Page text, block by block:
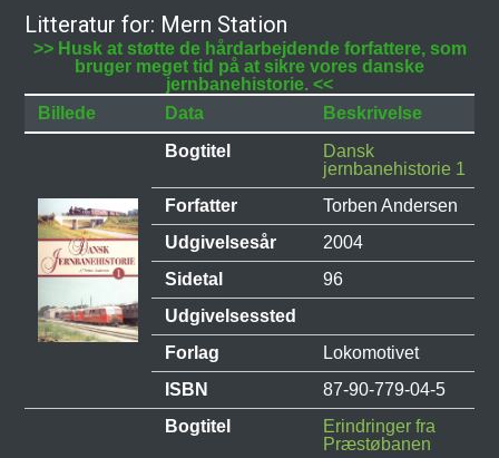
Litteratur for: Mern Station
>> Husk at støtte de hårdarbejdende forfattere, som
bruger meget tid på at sikre vores danske
jernbanehistorie. <<
Billede
Data
Beskrivelse
Bogtitel
Dansk
jernbanehistorie 1
Forfatter
Torben Andersen
Udgivelsesår
2004
Sidetal
96
Udgivelsessted
Forlag
Lokomotivet
ISBN
87-90-779-04-5
Bogtitel
Erindringer fra
Præstøbanen